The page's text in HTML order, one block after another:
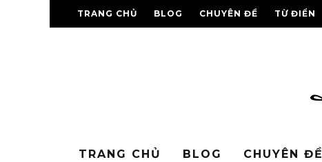
TRANG CHỦ BLOG CHUYÊN ĐỀ TỪ ĐIỂN
TRANG CHỦ BLOG CHUYÊN ĐỀ